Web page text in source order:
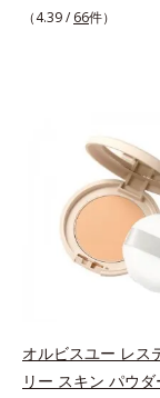
した肌科学エイジング
研究を進めたところ、
状態である「ハリのな
み(*6)などが現れてい
「透明感のなさ」が現
人の肌印象に大きな影
ることが分かりました
ビスユー ドットシリー
ら配合している美白有
ネキサム酸」を配合し
（4.39 / 66件）
オルビスユー レス
リー スキン パウダ